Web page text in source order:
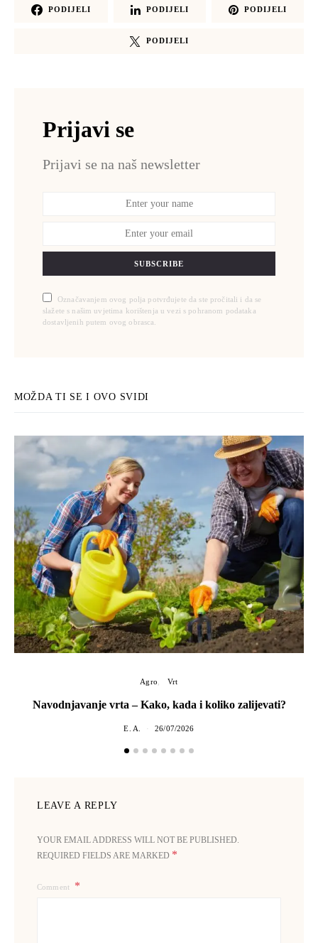
PODIJELI PODIJELI PODIJELI
PODIJELI
Prijavi se
Prijavi se na naš newsletter
SUBSCRIBE
Označavanjem ovog polja potvrđujete da ste pročitali i da se
slažete s našim uvjetima korištenja u vezi s pohranom podataka
dostavljenih putem ovog obrasca.
MOŽDA TI SE I OVO SVIDI
Agro Vrt
Navodnjavanje vrta – Kako, kada i koliko zalijevati?
E. A. 26/07/2026
LEAVE A REPLY
YOUR EMAIL ADDRESS WILL NOT BE PUBLISHED.
REQUIRED FIELDS ARE MARKED *
Comment